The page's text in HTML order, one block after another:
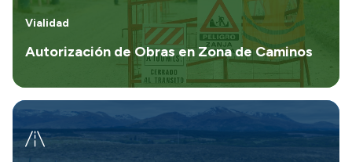
Autorización de Obras en Zona de Caminos
Vialidad